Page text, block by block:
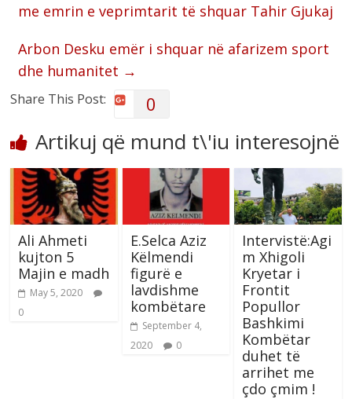
me emrin e veprimtarit të shquar Tahir Gjukaj
Arbon Desku emër i shquar në afarizem sport
dhe humanitet →
Share This Post: 0
Artikuj që mund t\'iu interesojnë
Ali Ahmeti
kujton 5
Majin e madh
May 5, 2020
0
E.Selca Aziz
Këlmendi
figurë e
lavdishme
kombëtare
September 4,
2020
0
Intervistë:Agi
m Xhigoli
Kryetar i
Frontit
Popullor
Bashkimi
Kombëtar
duhet të
arrihet me
çdo çmim !